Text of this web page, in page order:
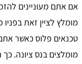
אם אתם מעוניינים
מומלץ לציין זאת
טכנאים פלוס כאשר
מומלצים בנס ציונה.